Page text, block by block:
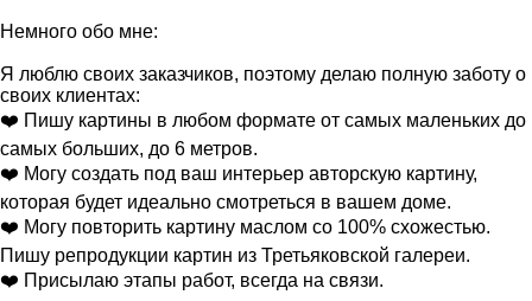
Немного обо мне:
Я люблю своих заказчиков, поэтому делаю полную заботу о
своих клиентах:
❤️ Пишу картины в любом формате от самых маленьких до
самых больших, до 6 метров.
❤️ Могу создать под ваш интерьер авторскую картину,
которая будет идеально смотреться в вашем доме.
❤️ Могу повторить картину маслом со 100% схожестью.
Пишу репродукции картин из Третьяковской галереи.
❤️ Присылаю этапы работ, всегда на связи.